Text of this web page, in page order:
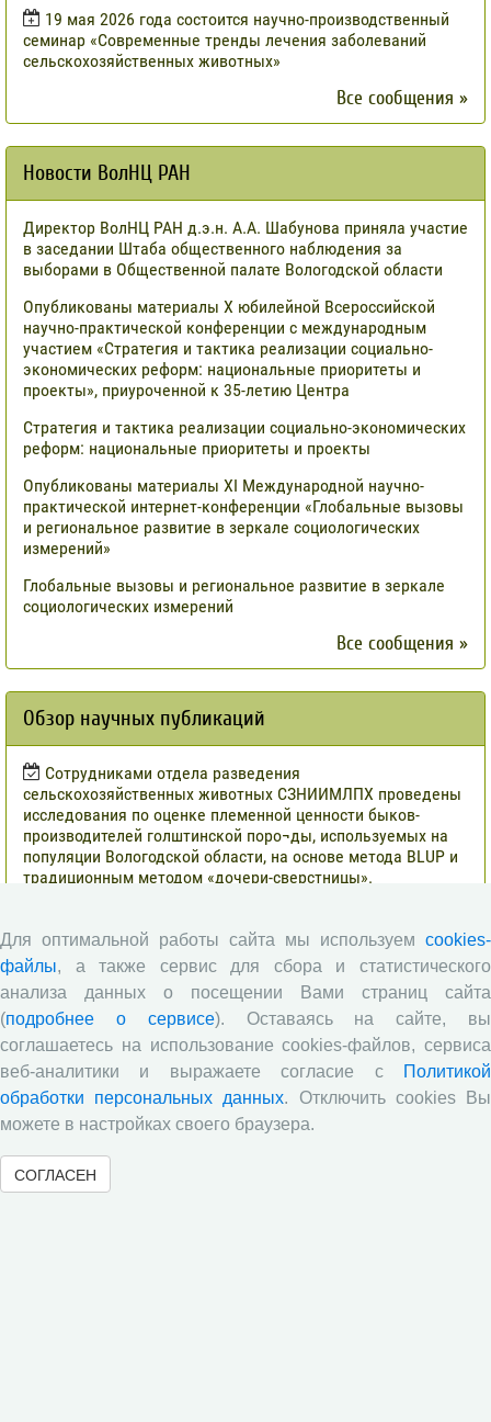
19 мая 2026 года состоится научно-производственный
семинар «Современные тренды лечения заболеваний
сельскохозяйственных животных»
Все сообщения »
Новости ВолНЦ РАН
Директор ВолНЦ РАН д.э.н. А.А. Шабунова приняла участие
в заседании Штаба общественного наблюдения за
выборами в Общественной палате Вологодской области
Опубликованы материалы X юбилейной Всероссийской
научно-практической конференции с международным
участием «Стратегия и тактика реализации социально-
экономических реформ: национальные приоритеты и
проекты», приуроченной к 35-летию Центра
Стратегия и тактика реализации социально-экономических
реформ: национальные приоритеты и проекты
Опубликованы материалы XI Международной научно-
практической интернет-конференции «Глобальные вызовы
и региональное развитие в зеркале социологических
измерений»
Глобальные вызовы и региональное развитие в зеркале
социологических измерений
Все сообщения »
Обзор научных публикаций
Сотрудниками отдела разведения
сельскохозяйственных животных СЗНИИМЛПХ проведены
исследования по оценке племенной ценности быков-
производителей голштинской поро¬ды, используемых на
популяции Вологодской области, на основе метода BLUP и
традиционным методом «дочери-сверстницы».
питательной ценности кукурузного силоса в условиях
Вологодской области
Научными сотрудниками отдела растениеводства
проведены исследования по вопросам влияния различных
доз минеральных удобрений включающих NРК и
сернокислый цинк на урожайность и кормовую ценность
различных гибридов кукурузы.
В журнале «Молочнохозяйственный вестник»
опубликованы результаты сравнительной оценки
зерносенажа в Вологодской области
Научными сотрудниками СЗНИИМЛПХ проведены
Для оптимальной работы сайта мы используем cookies-
файлы, а также сервис для сбора и статистического
анализа данных о посещении Вами страниц сайта
(подробнее о сервисе). Оставаясь на сайте, вы
соглашаетесь на использование cookies-файлов, сервиса
веб-аналитики и выражаете согласие с
Политикой
обработки персональных данных. Отключить cookies Вы
можете в настройках своего браузера.
СОГЛАСЕН